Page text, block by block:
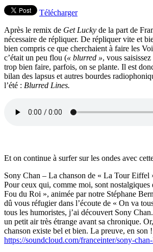
Télécharger
Après le remix de Get Lucky de la part de
nécessaire de répliquer. De répliquer vite et
bien compris ce que cherchaient à faire les
c’était un peu flou (« blurred », vous
trop bien faire, parfois, on se plante. Il est
bilan des lapsus et autres bourdes
l’été : Blurred Lines.
Et on continue à surfer sur les ondes avec
Sony Chan – La chanson de « La Tour Eiffel
Pour ceux qui, comme moi, sont nostalgiques
Fou du Roi », animée par notre Stéphane
dû vous réfugier dans l’écoute de « On va
tous les humoristes, j’ai découvert Sony
un petit air très étrange avant sa chronique.
chanson existe bel et bien. La preuve, en son !
https://soundcloud.com/franceinter/sony-